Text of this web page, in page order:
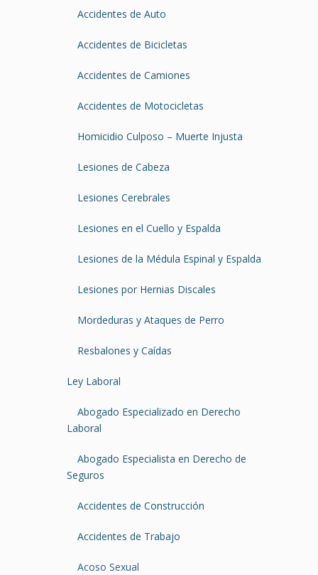
Accidentes de Auto
Accidentes de Bicicletas
Accidentes de Camiones
Accidentes de Motocicletas
Homicidio Culposo – Muerte Injusta
Lesiones de Cabeza
Lesiones Cerebrales
Lesiones en el Cuello y Espalda
Lesiones de la Médula Espinal y Espalda
Lesiones por Hernias Discales
Mordeduras y Ataques de Perro
Resbalones y Caídas
Ley Laboral
Abogado Especializado en Derecho
Laboral
Abogado Especialista en Derecho de
Seguros
Accidentes de Construcción
Accidentes de Trabajo
Acoso Sexual